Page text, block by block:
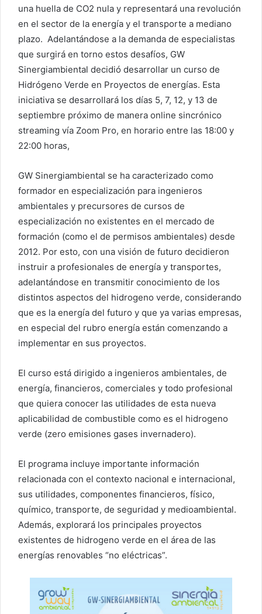
una huella de CO2 nula y representará una revolución
en el sector de la energía y el transporte a mediano
plazo. Adelantándose a la demanda de especialistas
que surgirá en torno estos desafíos, GW
Sinergiambiental decidió desarrollar un curso de
Hidrógeno Verde en Proyectos de energías. Esta
iniciativa se desarrollará los días 5, 7, 12, y 13 de
septiembre próximo de manera online sincrónico
streaming vía Zoom Pro, en horario entre las 18:00 y
22:00 horas,
GW Sinergiambiental se ha caracterizado como
formador en especialización para ingenieros
ambientales y precursores de cursos de
especialización no existentes en el mercado de
formación (como el de permisos ambientales) desde
2012. Por esto, con una visión de futuro decidieron
instruir a profesionales de energía y transportes,
adelantándose en transmitir conocimiento de los
distintos aspectos del hidrogeno verde, considerando
que es la energía del futuro y que ya varias empresas,
en especial del rubro energía están comenzando a
implementar en sus proyectos.
El curso está dirigido a ingenieros ambientales, de
energía, financieros, comerciales y todo profesional
que quiera conocer las utilidades de esta nueva
aplicabilidad de combustible como es el hidrogeno
verde (zero emisiones gases invernadero).
El programa incluye importante información
relacionada con el contexto nacional e internacional,
sus utilidades, componentes financieros, físico,
químico, transporte, de seguridad y medioambiental.
Además, explorará los principales proyectos
existentes de hidrogeno verde en el área de las
energías renovables “no eléctricas”.